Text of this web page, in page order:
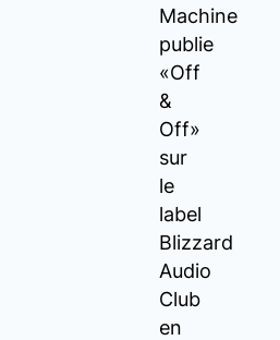
Machine
publie
«Off
&
Off»
sur
le
label
Blizzard
Audio
Club
en